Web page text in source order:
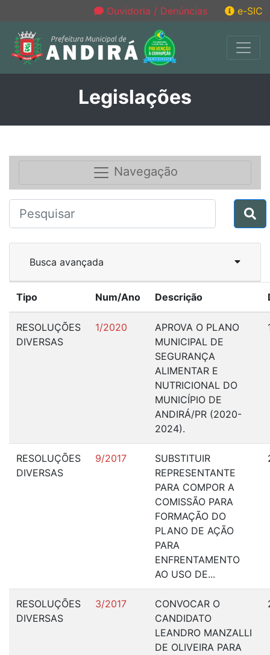
Ouvidoria / Denúncias e-SIC
Legislações
Navegação
Busca avançada
Tipo Num/Ano Descrição
RESOLUÇÕES
DIVERSAS
1/2020
APROVA O PLANO
MUNICIPAL DE
SEGURANÇA
ALIMENTAR E
NUTRICIONAL DO
MUNICÍPIO DE
ANDIRÁ/PR (2020-
2024).
RESOLUÇÕES
DIVERSAS
9/2017
SUBSTITUIR
REPRESENTANTE
PARA COMPOR A
COMISSÃO PARA
FORMAÇÃO DO
PLANO DE AÇÃO
PARA
ENFRENTAMENTO
AO USO DE...
RESOLUÇÕES
DIVERSAS
3/2017
CONVOCAR O
CANDIDATO
LEANDRO MANZALLI
DE OLIVEIRA PARA